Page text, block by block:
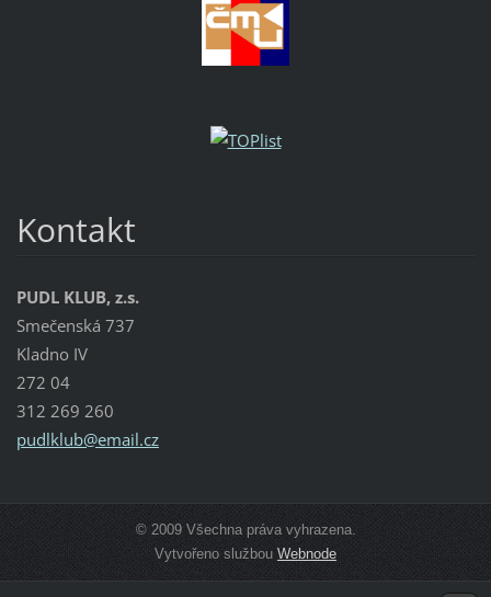
Kontakt
PUDL KLUB, z.s.
Smečenská 737
Kladno IV
272 04
312 269 260
pudlklub@email.cz
© 2009 Všechna práva vyhrazena.
Vytvořeno službou Webnode